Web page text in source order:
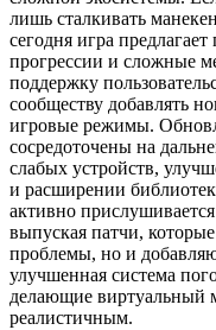
лишь сталкивать
сегодня игра
прогрессии и сложные
поддержку
сообществу добавлять
игровые режимы.
сосредоточены на
слабых устройств,
и расширении
активно
выпуская патчи,
проблемы, но и
улучшенная система
делающие виртуальный
реалистичным.